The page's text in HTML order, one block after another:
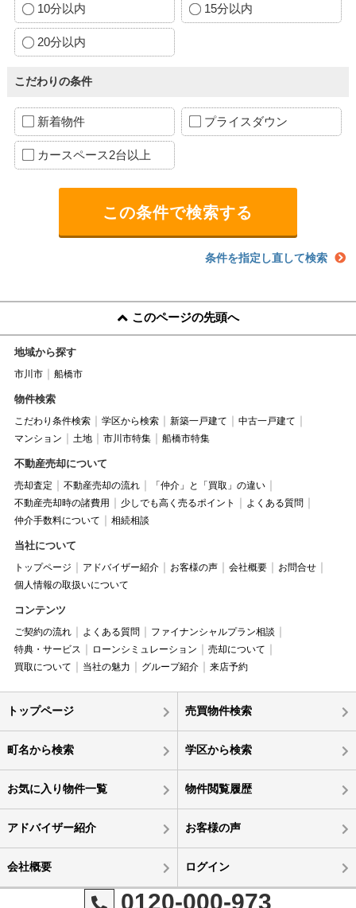
10分以内 15分以内
20分以内
こだわりの条件
新着物件 プライスダウン
カースペース2台以上
条件を指定し直して検索
このページの先頭へ
地域から探す
市川市 船橋市
物件検索
こだわり条件検索 学区から検索 新築一戸建て
中古一戸建て
マンション
土地 市川市特集 船橋市特集
不動産売却について
売却査定 不動産売却の流れ
「仲介」と「買取」の違い
不動産売却時の諸費用
少しでも高く売るポイント
よくある質問
仲介手数料について
相続相談
当社について
トップページ アドバイザー紹介 お客様の声 会社概要
お問合せ
個人情報の取扱いについて
コンテンツ
ご契約の流れ よくある質問
ファイナンシャルプラン相談
特典・サービス
ローンシミュレーション
売却について
買取について
当社の魅力 グループ紹介 来店予約
トップページ 売買物件検索
町名から検索 学区から検索
お気に入り物件一覧 物件閲覧履歴
アドバイザー紹介 お客様の声
会社概要 ログイン
0120-000-973